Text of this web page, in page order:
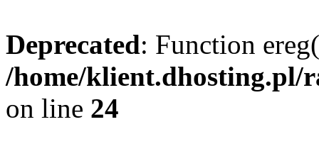
Deprecated: Function
/home/klient.dhosting.pl/
on line 24